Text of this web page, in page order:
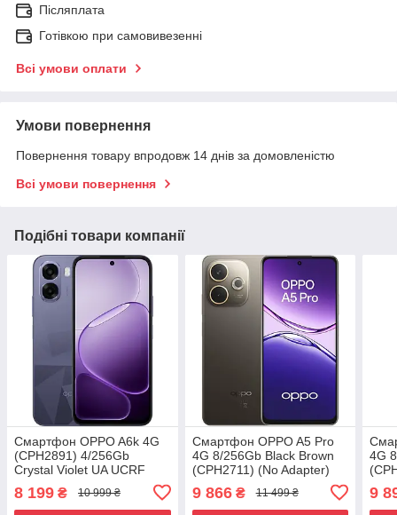
Післяплата
Готівкою при самовивезенні
Всі умови оплати
Умови повернення
Повернення товару впродовж 14 днів за домовленістю
Всі умови повернення
Подібні товари компанії
Смартфон OPPO A6k 4G
(CPH2891) 4/256Gb
Crystal Violet UA UCRF
8 199 ₴ 10 999 ₴
Смартфон OPPO A5 Pro
4G 8/256Gb Black Brown
(CPH2711) (No Adapter)
9 866₴ 11 499 ₴
4G
9